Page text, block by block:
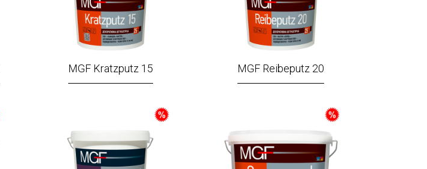
MGF Kratzputz 15 MGF Reibeputz 20